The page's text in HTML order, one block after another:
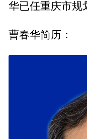
华已任重庆市规
曹春华简历：